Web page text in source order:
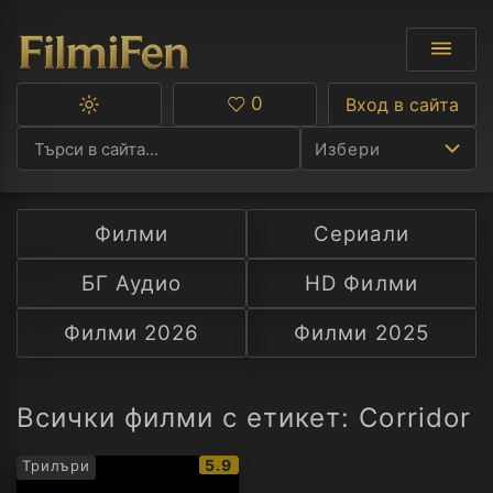
Избери
Ф
С
А
Превключване
тъмна
тема
Любими
0 Вход в сайта
Филми
Сериали
БГ Аудио
HD Филми
Филми 2026
Филми 2025
Всички филми с етикет: Corridor
Трилъри
IMDb
5.9